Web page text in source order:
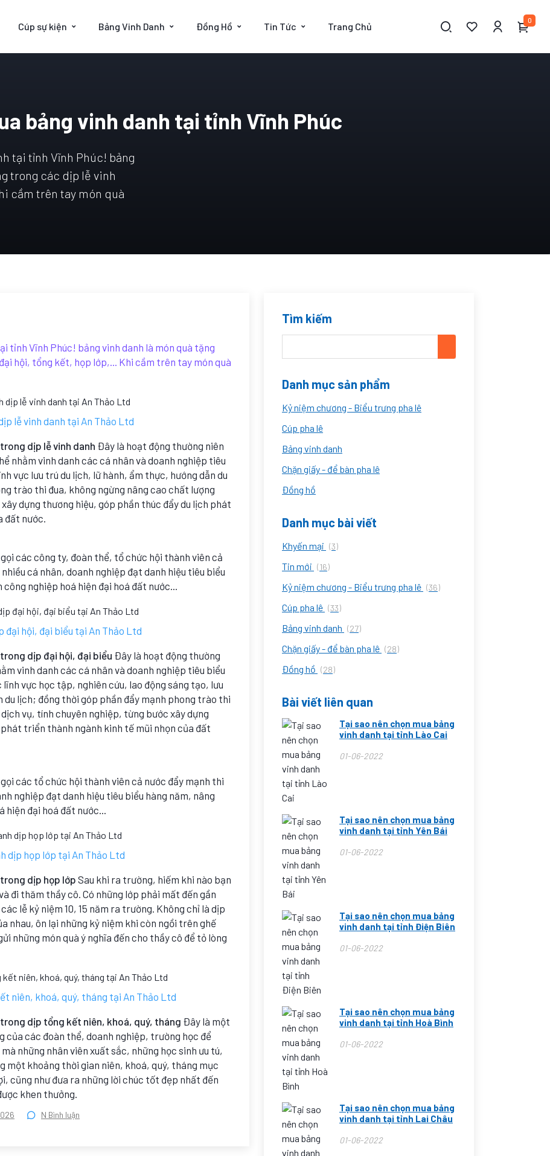
Cúp sự kiện Bảng Vinh Danh Đồng Hồ Tin Tức Trang Chủ
0
bảng vinh danh tại tỉnh Vĩnh Phúc
tại tỉnh Vĩnh Phúc! bảng
trong các dịp lễ vinh
cầm trên tay món quà
tỉnh Vĩnh Phúc! bảng vinh danh là món quà tặng
hội, tổng kết, họp lớp,... Khi cầm trên tay món quà
lễ vinh danh tại An Thảo Ltd
dịp lễ vinh danh Đây là hoạt động thường niên
nhằm vinh danh các cá nhân và doanh nghiệp tiêu
vực lưu trú du lịch, lữ hành, ẩm thực, hướng dẫn du
trào thi đua, không ngừng nâng cao chất lượng
dựng thương hiệu, góp phần thúc đẩy du lịch phát
đất nước.
các công ty, đoàn thể, tổ chức hội thành viên cả
cá nhân, doanh nghiệp đạt danh hiệu tiêu biểu
nghiệp hoá hiện đại hoá đất nước...
đại hội, đại biểu tại An Thảo Ltd
dịp đại hội, đại biểu Đây là hoạt động thường
vinh danh các cá nhân và doanh nghiệp tiêu biểu
vực học tập, nghiên cứu, lao động sáng tạo, lưu
du lịch; đồng thời góp phần đẩy mạnh phong trào thi
vụ, tính chuyên nghiệp, từng bước xây dựng
triển thành ngành kinh tế mũi nhọn của đất
các tổ chức hội thành viên cả nước đẩy mạnh thi
nghiệp đạt danh hiệu tiêu biểu hàng năm, nâng
đại hoá đất nước...
dịp họp lớp tại An Thảo Ltd
dịp họp lớp Sau khi ra trường, hiếm khi nào bạn
đi thăm thầy cô. Có những lớp phải mất đến gần
lễ kỷ niệm 10, 15 năm ra trường. Không chỉ là dịp
nhau, ôn lại những kỷ niệm khi còn ngồi trên ghế
những món quà ý nghĩa đến cho thầy cô để tỏ lòng
niên, khoá, quý, tháng tại An Thảo Ltd
dịp tổng kết niên, khoá, quý, tháng Đây là một
của các đoàn thể, doanh nghiệp, trường học để
những nhân viên xuất sắc, những học sinh ưu tú,
một khoảng thời gian niên, khoá, quý, tháng mục
cũng như đưa ra những lời chúc tốt đẹp nhất đến
khen thưởng.
N Bình luận
Tìm kiếm
Danh mục sản phẩm
Kỷ niệm chương - Biểu trưng pha lê
Cúp pha lê
Bảng vinh danh
Chặn giấy - để bàn pha lê
Đồng hồ
Danh mục bài viết
Khyến mại (3)
Tin mới (16)
Kỷ niệm chương - Biểu trưng pha lê (36)
Cúp pha lê (33)
Bảng vinh danh (27)
Chặn giấy - để bàn pha lê (28)
Đồng hồ (28)
Bài viết liên quan
Tại sao nên chọn mua bảng
vinh danh tại tỉnh Lào Cai
01-06-2022
Tại sao nên chọn mua bảng
vinh danh tại tỉnh Yên Bái
01-06-2022
Tại sao nên chọn mua bảng
vinh danh tại tỉnh Điện Biên
01-06-2022
Tại sao nên chọn mua bảng
vinh danh tại tỉnh Hoà Bình
01-06-2022
Tại sao nên chọn mua bảng
vinh danh tại tỉnh Lai Châu
01-06-2022